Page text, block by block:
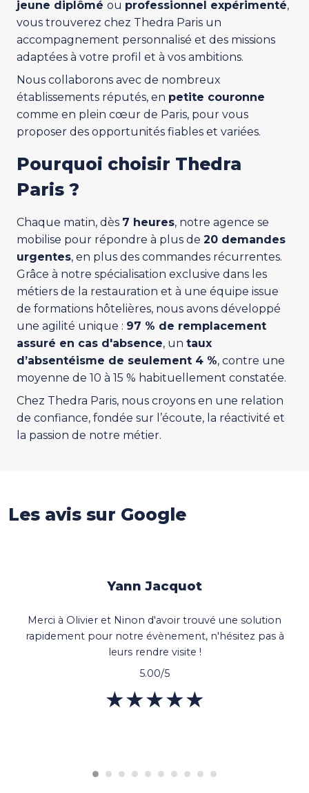
jeune diplômé ou professionnel expérimenté,
vous trouverez chez Thedra Paris un
accompagnement personnalisé et des missions
adaptées à votre profil et à vos ambitions.
Nous collaborons avec de nombreux
établissements réputés, en petite couronne
comme en plein cœur de Paris, pour vous
proposer des opportunités fiables et variées.
Pourquoi choisir Thedra
Paris ?
Chaque matin, dès 7 heures, notre agence se
mobilise pour répondre à plus de 20 demandes
urgentes, en plus des commandes récurrentes.
Grâce à notre spécialisation exclusive dans les
métiers de la restauration et à une équipe issue
de formations hôtelières, nous avons développé
une agilité unique : 97 % de remplacement
assuré en cas d'absence, un taux
d’absentéisme de seulement 4 %, contre une
moyenne de 10 à 15 % habituellement constatée.
Chez Thedra Paris, nous croyons en une relation
de confiance, fondée sur l’écoute, la réactivité et
la passion de notre métier.
Paroles de nos clients
Les avis sur Google
Yann Jacquot
Merci à Olivier et Ninon d'avoir trouvé une solution
rapidement pour notre évènement, n'hésitez pas à
leurs rendre visite !
5.00/5
★★★★★
★★★★★